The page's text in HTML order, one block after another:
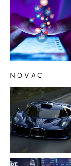
NOVAC